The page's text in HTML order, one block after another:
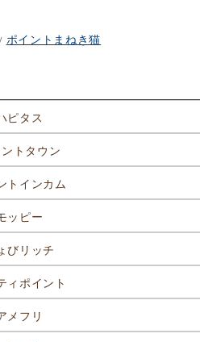
ポイントまねき猫
ピタス
トタウン
トインカム
ッピー
びリッチ
ィポイント
メフリ